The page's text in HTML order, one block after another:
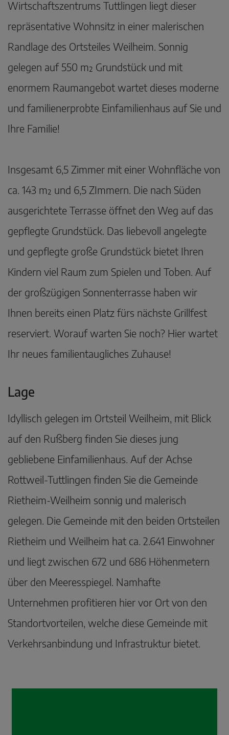
Wirtschaftszentrums Tuttlingen liegt dieser
repräsentative Wohnsitz in einer malerischen
Randlage des Ortsteiles Weilheim. Sonnig
gelegen auf 550 m² Grundstück und mit
enormem Raumangebot wartet dieses moderne
und familienerprobte Einfamilienhaus auf Sie und
Ihre Familie!
Insgesamt 6,5 Zimmer mit einer Wohnfläche von
ca. 143 m² und 6,5 ZImmern. Die nach Süden
ausgerichtete Terrasse öffnet den Weg auf das
gepflegte Grundstück. Das liebevoll angelegte
und gepflegte große Grundstück bietet Ihren
Kindern viel Raum zum Spielen und Toben. Auf
der großzügigen Sonnenterrasse haben wir
Ihnen bereits einen Platz fürs nächste Grillfest
reserviert. Worauf warten Sie noch? Hier wartet
Ihr neues familientaugliches Zuhause!
Lage
Idyllisch gelegen im Ortsteil Weilheim, mit Blick
auf den Rußberg finden Sie dieses jung
gebliebene Einfamilienhaus. Auf der Achse
Rottweil-Tuttlingen finden Sie die Gemeinde
Rietheim-Weilheim sonnig und malerisch
gelegen. Die Gemeinde mit den beiden Ortsteilen
Rietheim und Weilheim hat ca. 2.641 Einwohner
und liegt zwischen 672 und 686 Höhenmetern
über den Meeresspiegel. Namhafte
Unternehmen profitieren hier vor Ort von den
Standortvorteilen, welche diese Gemeinde mit
Verkehrsanbindung und Infrastruktur bietet.